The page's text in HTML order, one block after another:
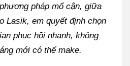
pháp mổ cận, giữa
Lasik, em quyết định chọn
phục hồi nhanh, không
mới có thể make.